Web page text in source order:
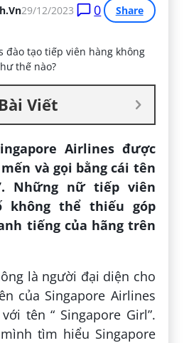
29/12/2023 0 Share
Viết
Airlines được
và gọi bằng cái tên
Những nữ tiếp viên
không thể thiếu góp
tiếng của hãng trên
là người đại diện cho
của Singapore Airlines
tên “ Singapore Girl”.
tìm hiểu Singapore